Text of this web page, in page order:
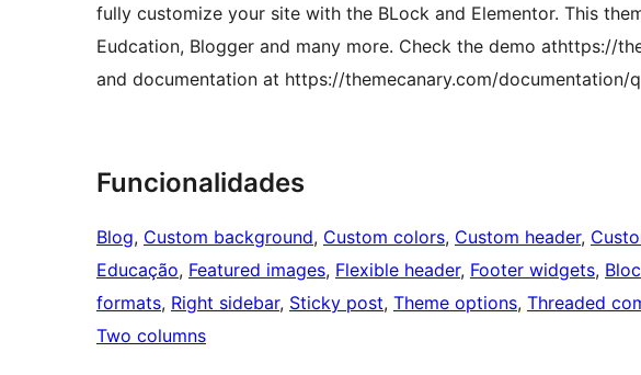
fully customize your site with the BLock and Elementor. This
Eudcation, Blogger and many more. Check the demo athttps://
and documentation at https://themecanary.com/documentation/
Funcionalidades
Blog, Custom background, Custom colors, Custom header,
Educação, Featured images, Flexible header, Footer widgets,
formats, Right sidebar, Sticky post, Theme options, Threaded
Two columns